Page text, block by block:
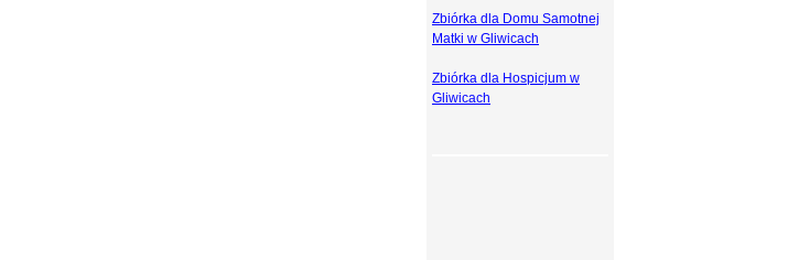
Zbiórka dla Domu Samotnej
Matki w Gliwicach
Zbiórka dla Hospicjum w
Gliwicach